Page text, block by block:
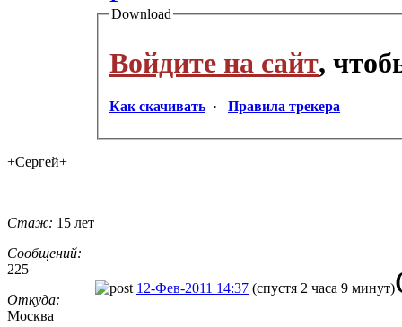
Download
Войдите на сайт,
Как скачивать · Правила трекера
+Сергей+
Стаж: 15 лет
Сообщений:
225
Откуда:
Москва
12-Фев-2011 14:37 (спустя 2 часа 9 минут)